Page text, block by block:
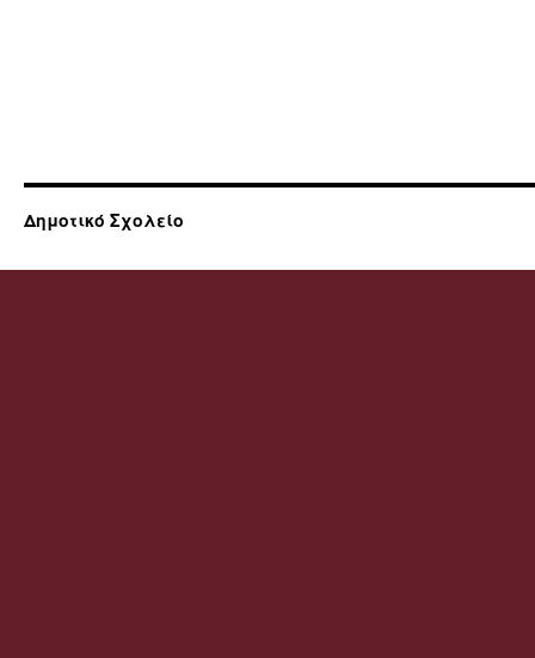
Δημοτικό Σχολείο